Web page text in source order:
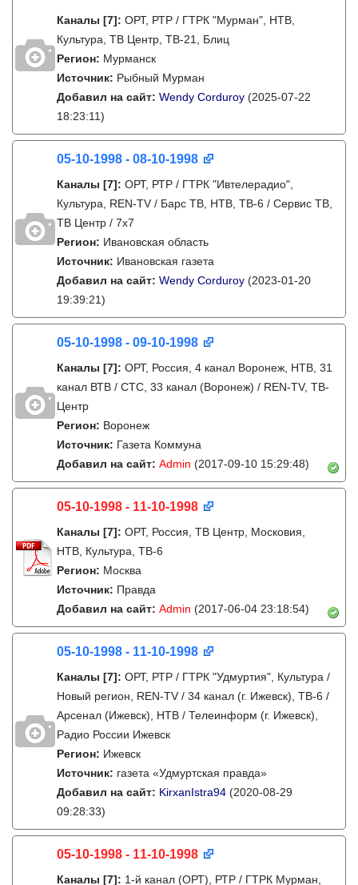
Каналы [7]: ОРТ, РТР / ГТРК "Мурман", НТВ,
Культура, ТВ Центр, ТВ-21, Блиц
Регион: Мурманск
Источник: Рыбный Мурман
Добавил на сайт: Wendy Corduroy (2025-07-22
18:23:11)
05-10-1998 - 08-10-1998
Каналы [7]: ОРТ, РТР / ГТРК "Ивтелерадио",
Культура, REN-TV / Барс ТВ, НТВ, ТВ-6 / Сервис ТВ,
ТВ Центр / 7х7
Регион: Ивановская область
Источник: Ивановская газета
Добавил на сайт: Wendy Corduroy (2023-01-20
19:39:21)
05-10-1998 - 09-10-1998
Каналы [7]: ОРТ, Россия, 4 канал Воронеж, НТВ, 31
канал ВТВ / СТС, 33 канал (Воронеж) / REN-TV, ТВ-
Центр
Регион: Воронеж
Источник: Газета Коммуна
Добавил на сайт: Admin (2017-09-10 15:29:48)
05-10-1998 - 11-10-1998
Каналы [7]: ОРТ, Россия, ТВ Центр, Московия,
НТВ, Культура, ТВ-6
Регион: Москва
Источник: Правда
Добавил на сайт: Admin (2017-06-04 23:18:54)
05-10-1998 - 11-10-1998
Каналы [7]: ОРТ, РТР / ГТРК "Удмуртия", Культура /
Новый регион, REN-TV / 34 канал (г. Ижевск), ТВ-6 /
Арсенал (Ижевск), НТВ / Телеинформ (г. Ижевск),
Радио России Ижевск
Регион: Ижевск
Источник: газета «Удмуртская правда»
Добавил на сайт: KirxanIstra94 (2020-08-29
09:28:33)
05-10-1998 - 11-10-1998
Каналы [7]: 1-й канал (ОРТ), РТР / ГТРК Мурман,